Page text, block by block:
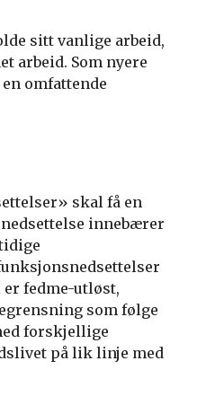
sitt vanlige arbeid,
arbeid. Som nyere
omfattende
skal få en
innebærer
fedme-utløst,
som følge
forskjellige
på lik linje med